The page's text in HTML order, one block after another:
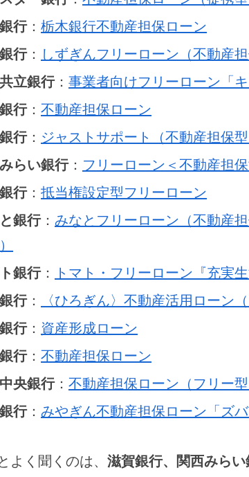
行： 栃木銀行不動産担保ローン
行： しずぎんフリーローン（不動産担
立銀行： 事業者向けフリーローン「
行： 不動産担保ローン
行： ジャストサポート（不動産担保型
らい銀行： フリーローン＜不動産担保
行： 抵当権設定型フリーローン
銀行： みなとフリーローン（不動産
銀行：
トマト・フリーローン『充実
行：
〈ひろぎん〉不動産活用ローン（
行： 資産形成ローン
行： 不動産担保ローン
央銀行： 不動産担保ローン（フリー型
行： みやぎん不動産担保ローン「ズバ
よく聞くのは、 滋賀銀行、関西みらい